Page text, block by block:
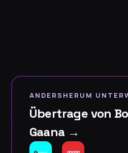
ANDERSHERUM
Übertrage von
Gaana →